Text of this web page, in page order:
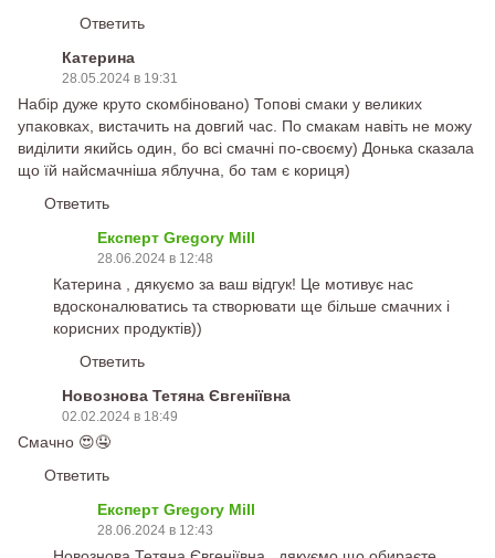
Ответить
Катерина
28.05.2024 в 19:31
Набір дуже круто скомбіновано) Топові смаки у великих
упаковках, вистачить на довгий час. По смакам навіть не можу
виділити якийсь один, бо всі смачні по-своєму) Донька сказала
що їй найсмачніша яблучна, бо там є кориця)
Ответить
Експерт Gregory Mill
28.06.2024 в 12:48
Катерина , дякуємо за ваш відгук! Це мотивує нас
вдосконалюватись та створювати ще більше смачних і
корисних продуктів))
Ответить
Новознова Тетяна Євгеніївна
02.02.2024 в 18:49
Смачно 😍🤤
Ответить
Експерт Gregory Mill
28.06.2024 в 12:43